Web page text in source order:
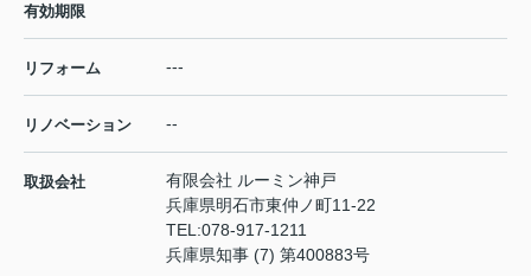
有効期限
リフォーム ---
リノベーション --
取扱会社
有限会社 ルーミン神戸
兵庫県明石市東仲ノ町11-22
TEL:078-917-1211
兵庫県知事 (7) 第400883号